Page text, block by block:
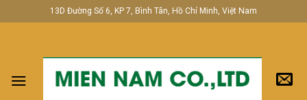
to
13D Đường Số 6, KP 7, Bình Tân, Hồ Chí Minh, Việt Nam